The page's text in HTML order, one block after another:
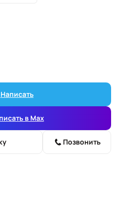
Написать
в Max
Позвонить